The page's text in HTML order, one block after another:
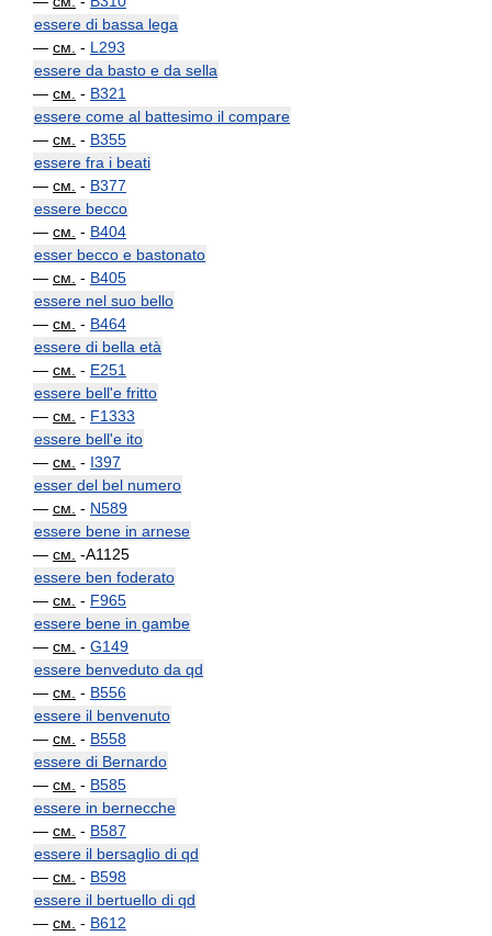
essere di bassa lega
— см. - L293
essere da basto e da sella
— см. - B321
essere come al battesimo il compare
— см. - B355
essere fra i beati
— см. - B377
essere becco
— см. - B404
esser becco e bastonato
— см. - B405
essere nel suo bello
— см. - B464
essere di bella età
— см. - E251
essere bell'e fritto
— см. - F1333
essere bell'e ito
— см. - I397
esser del bel numero
— см. - N589
essere bene in arnese
— см. -A1125
essere ben foderato
— см. - F965
essere bene in gambe
— см. - G149
essere benveduto da qd
— см. - B556
essere il benvenuto
— см. - B558
essere di Bernardo
— см. - B585
essere in bernecche
— см. - B587
essere il bersaglio di qd
— см. - B598
essere il bertuello di qd
— см. - B612